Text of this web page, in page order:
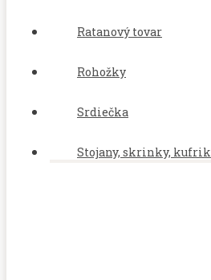
Ratanový tovar
Rohožky
Srdiečka
Stojany, skrinky,